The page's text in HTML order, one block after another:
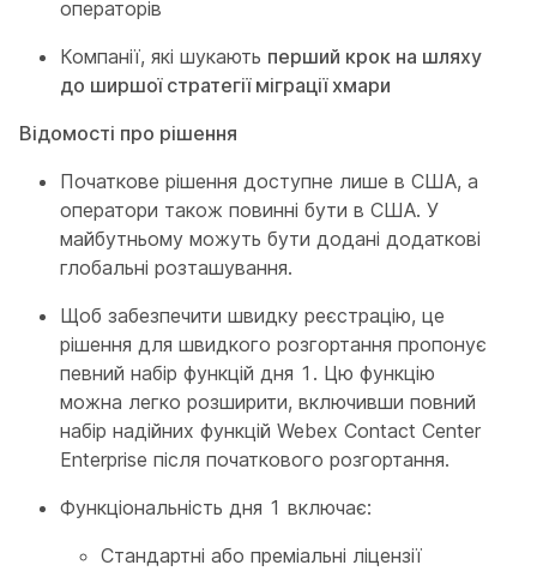
операторів
Компанії, які шукають перший крок на шляху
до ширшої стратегії міграції хмари
Відомості про рішення
Початкове рішення доступне лише в США, а
оператори також повинні бути в США. У
майбутньому можуть бути додані додаткові
глобальні розташування.
Щоб забезпечити швидку реєстрацію, це
рішення для швидкого розгортання пропонує
певний набір функцій дня 1. Цю функцію
можна легко розширити, включивши повний
набір надійних функцій Webex Contact Center
Enterprise після початкового розгортання.
Функціональність дня 1 включає:
Стандартні або преміальні ліцензії